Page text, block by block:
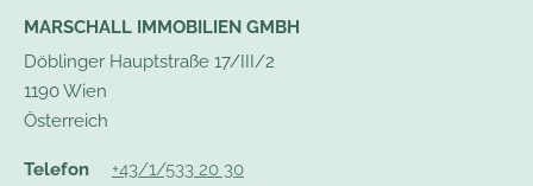
MARSCHALL IMMOBILIEN GMBH
Döblinger Hauptstraße 17/III/2
1190 Wien
Österreich
Telefon
+43/1/533 20 30